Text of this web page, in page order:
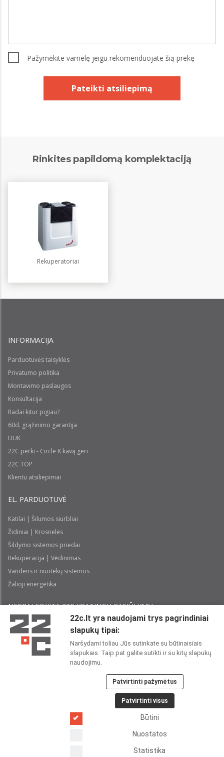
Pažymėkite varnelę jeigu rekomenduojate šią prekę
Pateikti atsiliepimą
Rinkites papildomą komplektaciją
Rekuperatoriai
INFORMACIJA
Parduotuvės taisyklės
Privatumo politika
Montavimo paslaugos
Konsultacija
Radai kitur pigiau?
60d. grąžinimo garantija
DUK
22C perki - Circle K kavą geri
22C TOP
Klientu atsiliepimai
EL. PARDUOTUVĖ
Katilai | Šilumos siurbliai
Židiniai | Krosnelės
Šildymo sistemos priedai
Rekuperacija | Vėdinimas
Vandens ir nuotekų sistemos
Žalioji energetika
NEPRALEISKITE 22С YPATINGŲ PASIŪLYMŲ:
Perskaičiau ir sutinku su 22CPrivatumo politika
22C SOCIALINIUOSE TINKLUOSE:
22c.lt yra naudojami trys pagrindiniai
slapukų tipai:
Naršydami toliau Jūs sutinkate su būtinaisiais
slapukais. Taip pat galite sutikti ir su kitų slapukų
naudojimu.
Patvirtinti pažymėtus
Patvirtinti visus
Būtini
Nuostatos
Statistika